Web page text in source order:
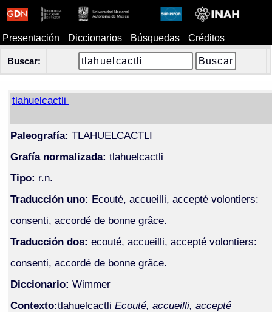
Presentación Diccionarios Búsquedas Créditos
Buscar:
tlahuelcactli
Paleografía: TLAHUELCACTLI
Grafía normalizada: tlahuelcactli
Tipo: r.n.
Traducción uno: Ecouté, accueilli, accepté volontiers:
consenti, accordé de bonne grâce.
Traducción dos: ecouté, accueilli, accepté volontiers:
consenti, accordé de bonne grâce.
Diccionario: Wimmer
Contexto:tlahuelcactli Ecouté, accueilli, accepté